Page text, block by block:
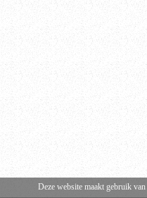
Deze website maakt gebruik van